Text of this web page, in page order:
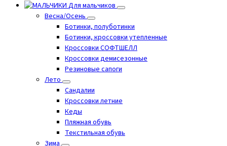
Для мальчиков
Весна/Осень
Ботинки, полуботинки
Ботинки, кроссовки утепленные
Кроссовки СОФТШЕЛЛ
Кроссовки демисезонные
Резиновые сапоги
Лето
Cандалии
Кроссовки летние
Кеды
Пляжная обувь
Текстильная обувь
Зима